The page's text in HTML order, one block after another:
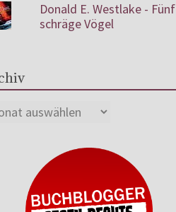
Donald E. Westlake - Fünf
schräge Vögel